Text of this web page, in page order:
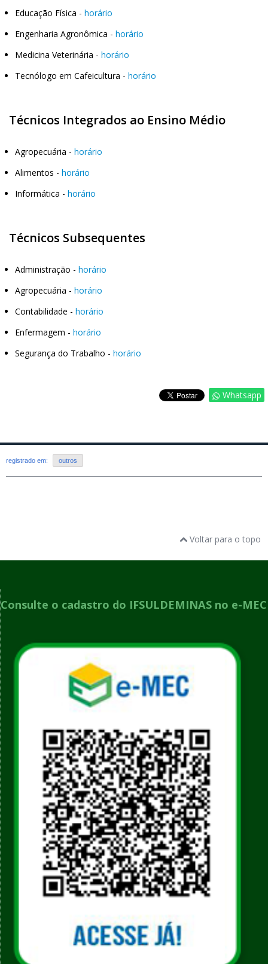
Educação Física - horário
Engenharia Agronômica - horário
Medicina Veterinária - horário
Tecnólogo em Cafeicultura - horário
Técnicos Integrados ao Ensino Médio
Agropecuária - horário
Alimentos - horário
Informática - horário
Técnicos Subsequentes
Administração - horário
Agropecuária - horário
Contabilidade - horário
Enfermagem - horário
Segurança do Trabalho - horário
Whatsapp
registrado em: outros
Voltar para o topo
Consulte o cadastro do IFSULDEMINAS no e-MEC